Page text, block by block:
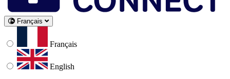
Français
Français
English